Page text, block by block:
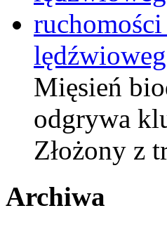
Mięsień
odgrywa
Złożony z
Archiwa